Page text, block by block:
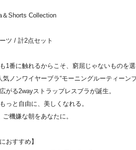
＆Shorts Collection
ツ / 計2点セット
も1番に触れるからこそ、窮屈じゃないものを選
気ノンワイヤーブラ“モーニングルーティーン
がる2wayストラップレスブラが誕生。
っと自由に、美しくなれる。
ご機嫌な朝をあなたに。
おすすめ】